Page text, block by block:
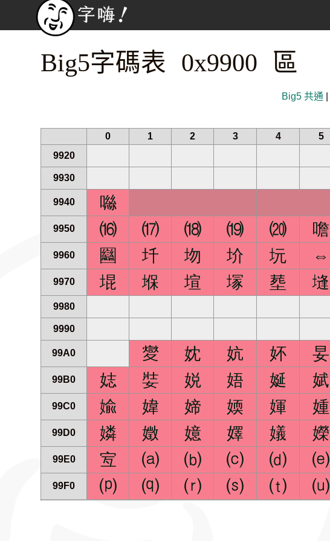
Big5字碼表 0x9900 區
Big5 共通
0
1 2 3 4 5
9920
9930
9940 噝
9950 ⒃ ⒄ ⒅ ⒆ ⒇ 噡
9960 圝 圲 圽 圿 坃 ⇔
9970 堒 堢 塇 塜 塟 塳
9980
9990
99A0 夑 妉 妔 妚 妟
99B0 娡 娤 娧 娪 娫 娬
99C0 婾 媁 媂 媆 媈 媑
99D0 嫾 嬍 嬑 嬕 嬟 嬫
99E0 宐 ⒜ ⒝ ⒞ ⒟ ⒠
99F0 ⒫ ⒬ ⒭ ⒮ ⒯ ⒰